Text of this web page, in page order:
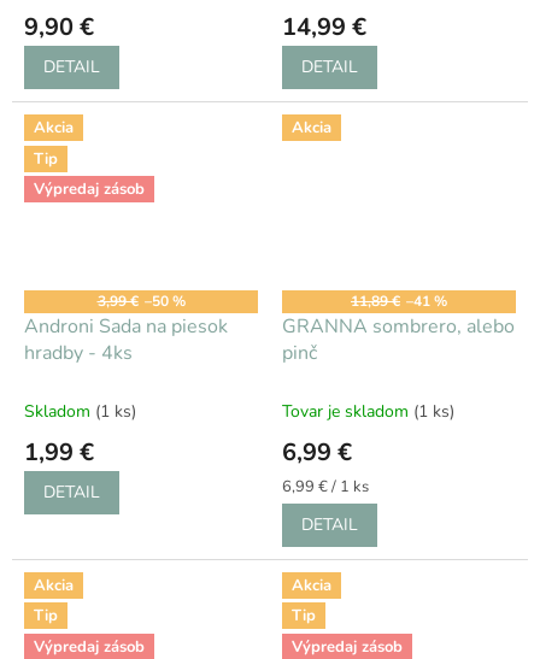
9,90 €
DETAIL
14,99 €
DETAIL
Akcia
Tip
Výpredaj zásob
3,99 € –50 %
Androni Sada na piesok
hradby - 4ks
Skladom (1 ks)
1,99 €
DETAIL
Akcia
11,89 € –41 %
GRANNA sombrero, alebo
pinč
Tovar je skladom (1 ks)
6,99 €
Jednotková
cena:
6,99 € / 1 ks
DETAIL
Akcia
Tip
Výpredaj zásob
Akcia
Tip
Výpredaj zásob